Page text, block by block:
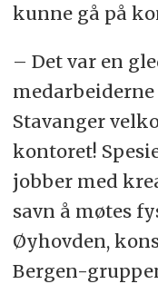
kunne gå på
– Det var en
medarbeiderne
Stavanger
kontoret!
jobber med
savn å møtes
Øyhovden,
Bergen-